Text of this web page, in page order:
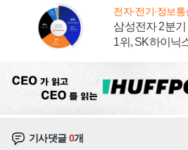
전자·전기·정보통
삼성전자 2분
1위, SK하이닉
기사댓글0개